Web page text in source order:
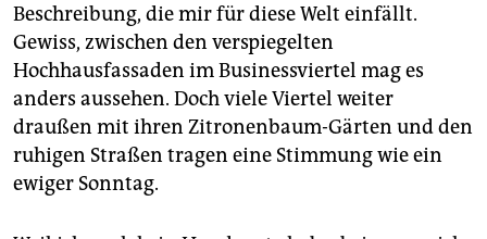
Beschreibung, die mir für diese Welt einfällt.
Gewiss, zwischen den verspiegelten
Hochhausfassaden im Businessviertel mag es
anders aussehen. Doch viele Viertel weiter
draußen mit ihren Zitronenbaum-Gärten und den
ruhigen Straßen tragen eine Stimmung wie ein
ewiger Sonntag.